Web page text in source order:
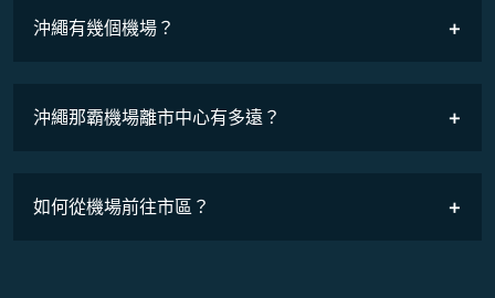
沖繩有幾個機場？
沖繩那霸機場離市中心有多遠？
如何從機場前往市區？